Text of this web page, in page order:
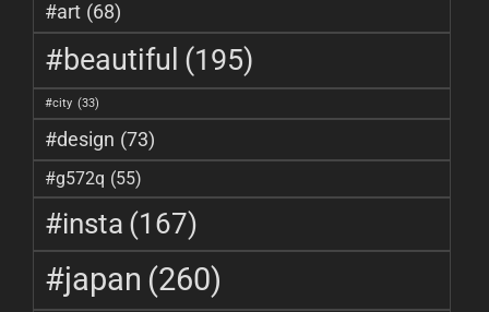
#art (68)
#beautiful (195)
#city (33)
#design (73)
#g572q (55)
#insta (167)
#japan (260)